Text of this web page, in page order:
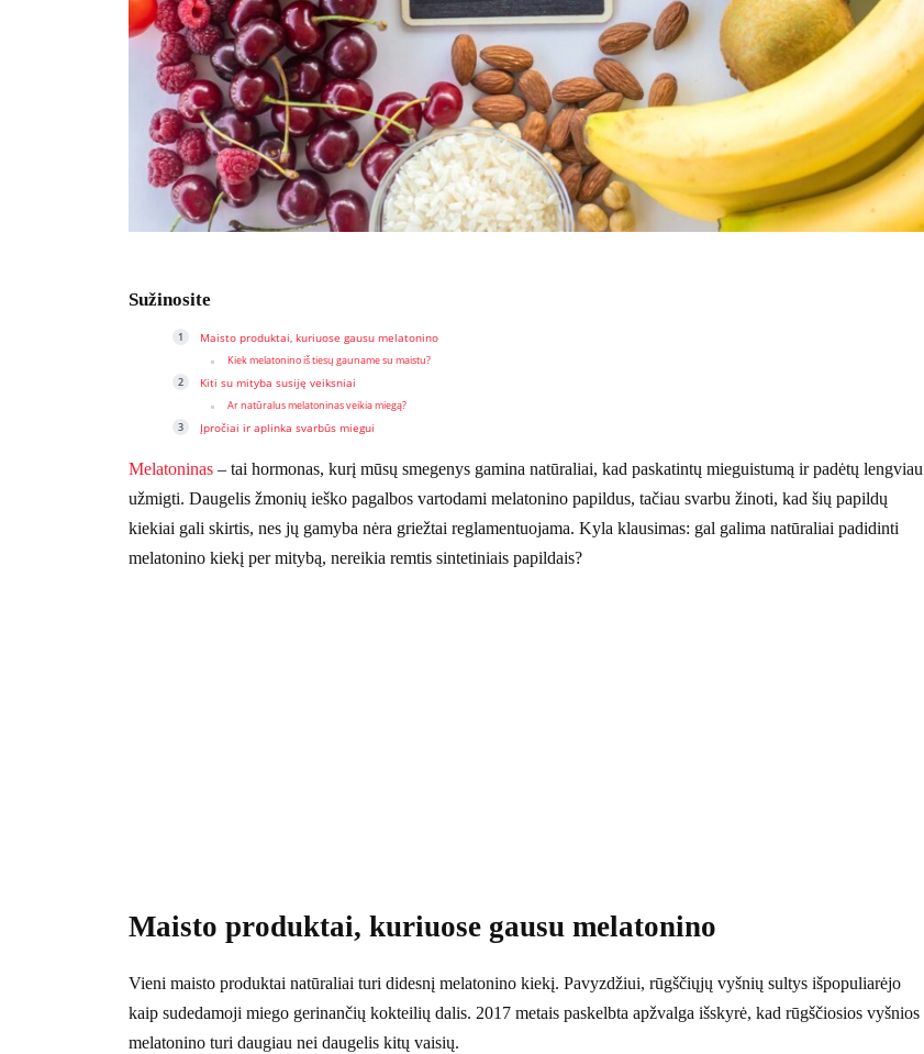
Sužinosite
Maisto produktai, kuriuose gausu melatonino
Kiek melatonino iš tiesų gauname su maistu?
Kiti su mityba susiję veiksniai
Ar natūralus melatoninas veikia miegą?
Įpročiai ir aplinka svarbūs miegui
Melatoninas – tai hormonas, kurį mūsų smegenys gamina natūraliai, kad paskatintų mieguistumą ir padėtų lengviau
užmigti. Daugelis žmonių ieško pagalbos vartodami melatonino papildus, tačiau svarbu žinoti, kad šių papildų
kiekiai gali skirtis, nes jų gamyba nėra griežtai reglamentuojama. Kyla klausimas: gal galima natūraliai padidinti
melatonino kiekį per mitybą, nereikia remtis sintetiniais papildais?
Maisto produktai, kuriuose gausu melatonino
Vieni maisto produktai natūraliai turi didesnį melatonino kiekį. Pavyzdžiui, rūgščiųjų vyšnių sultys išpopuliarėjo
kaip sudedamoji miego gerinančių kokteilių dalis. 2017 metais paskelbta apžvalga išskyrė, kad rūgščiosios vyšnios
melatonino turi daugiau nei daugelis kitų vaisių.